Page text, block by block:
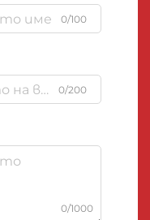
0/100
0/200
0/1000